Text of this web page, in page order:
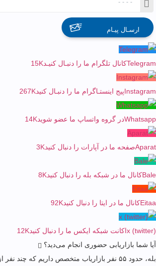
ارسـال پیـام
Telegramکانال تلگرام ما را دنبـال کنیـد15K
Instagramپیج اینستـاگرام ما را دنبـال کنید267K
Whatsappدر گروه واتساپ ما عضو شوید14K
Aparatصفحه ما در آپارات را دنبال کنید3K
Baleکانال ما در شبکه بله را دنبال کنید8K
Eitaaکانال ما در ایتا را دنبال کنید92K
x (twitter)اکانت شبکه ایکس ما را دنبال کنید12K
آیا شما بازاریابی حضوری انجام می‌دید؟
بله، حدود ۵۵ نفر بازاریاب متخصص داریم که چند نفر از آن‌ها را در صفحه اصلی سایت می‌بینید.